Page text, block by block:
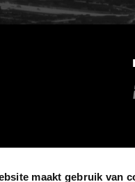
maakt gebruik van